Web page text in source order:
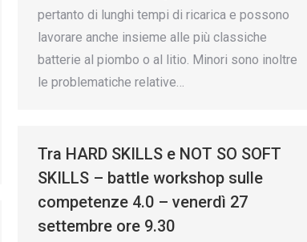
pertanto di lunghi tempi di ricarica e possono
lavorare anche insieme alle più classiche
batterie al piombo o al litio. Minori sono inoltre
le problematiche relative…
Tra HARD SKILLS e NOT SO SOFT
SKILLS – battle workshop sulle
competenze 4.0 – venerdì 27
settembre ore 9.30